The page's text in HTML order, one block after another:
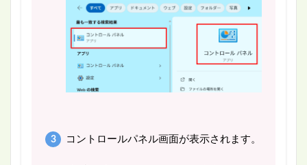
コントロールパネル画面が表示されます。